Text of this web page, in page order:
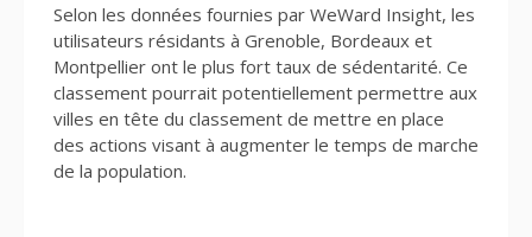
Selon les données fournies par WeWard Insight, les
utilisateurs résidants à Grenoble, Bordeaux et
Montpellier ont le plus fort taux de sédentarité. Ce
classement pourrait potentiellement permettre aux
villes en tête du classement de mettre en place
des actions visant à augmenter le temps de marche
de la population.